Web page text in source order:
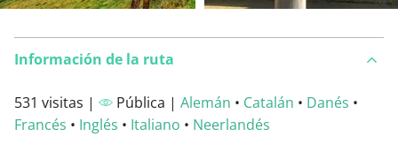
Información de la ruta
531 visitas | Pública | Alemán • Catalán • Danés •
Francés • Inglés • Italiano • Neerlandés